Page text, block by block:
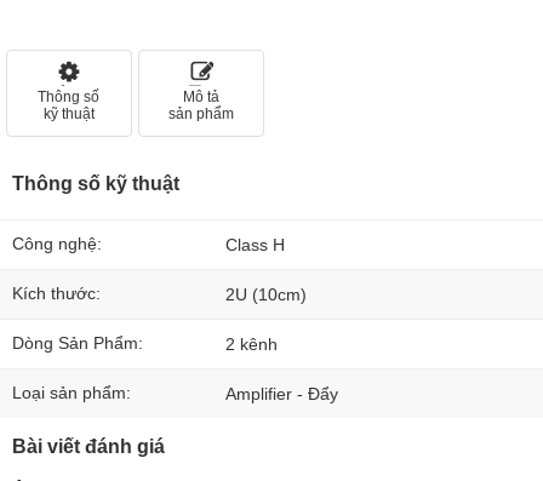
Thông số
kỹ thuật
Mô tả
sản phẩm
Thông số kỹ thuật
Công nghệ: Class H
Kích thước: 2U (10cm)
Dòng Sản Phẩm: 2 kênh
Loại sản phẩm: Amplifier - Đẩy
Bài viết đánh giá